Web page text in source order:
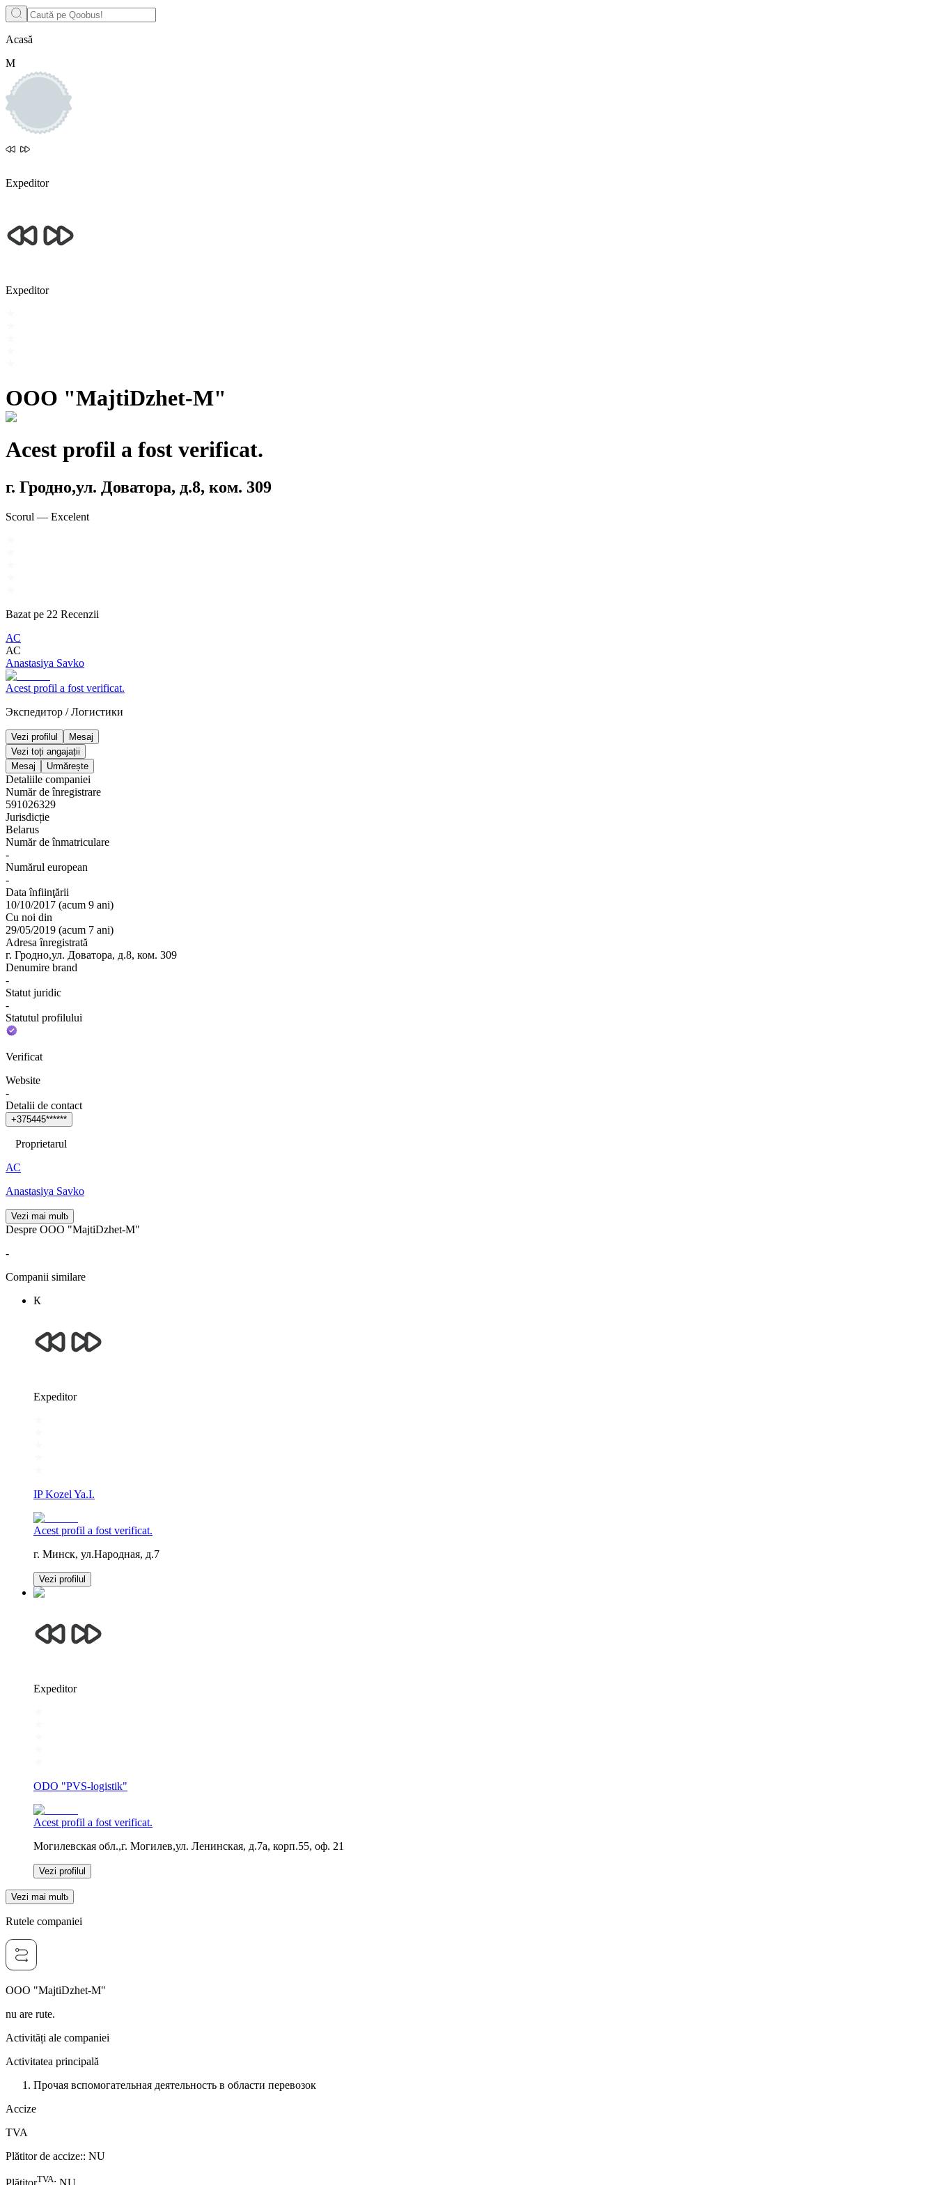
Acasă
М
Expeditor
Expeditor
OOO "MajtiDzhet-M"
Acest profil a fost verificat.
г. Гродно,ул. Доватора, д.8, ком. 309
Scorul — Excelent
Bazat pe 22 Recenzii
АС
АС
Anastasiya Savko
Acest profil a fost verificat.
Экспедитор /Логистики
Vezi profilul
Mesaj
Vezi toți angajații
Mesaj
Urmărește
Detaliile companiei
Număr de înregistrare
591026329
Jurisdicție
Belarus
Număr de înmatriculare
-
Numărul european
-
Data înfiinţării
10/10/2017 (acum 9 ani)
Cu noi din
29/05/2019 (acum 7 ani)
Adresa înregistrată
г. Гродно,ул. Доватора, д.8, ком. 309
Denumire brand
-
Statut juridic
-
Statutul profilului
Verificat
Website
-
Detalii de contact
+375445******
Proprietarul
АС
Anastasiya Savko
Vezi mai mult
Despre OOO "MajtiDzhet-M"
-
Companii similare
К
Expeditor
IP Kozel Ya.I.
Acest profil a fost verificat.
г. Минск, ул.Народная, д.7
Vezi profilul
Expeditor
ODO "PVS-logistik"
Acest profil a fost verificat.
Могилевская обл.,г. Могилев,ул. Ленинская, д.7а, корп.55, оф. 21
Vezi profilul
Vezi mai mult
Rutele companiei
OOO "MajtiDzhet-M"
nu are rute.
Activități ale companiei
Activitatea principală
Прочая вспомогательная деятельность в области перевозок
Accize
TVA
Plătitor de accize:: NU
TVA